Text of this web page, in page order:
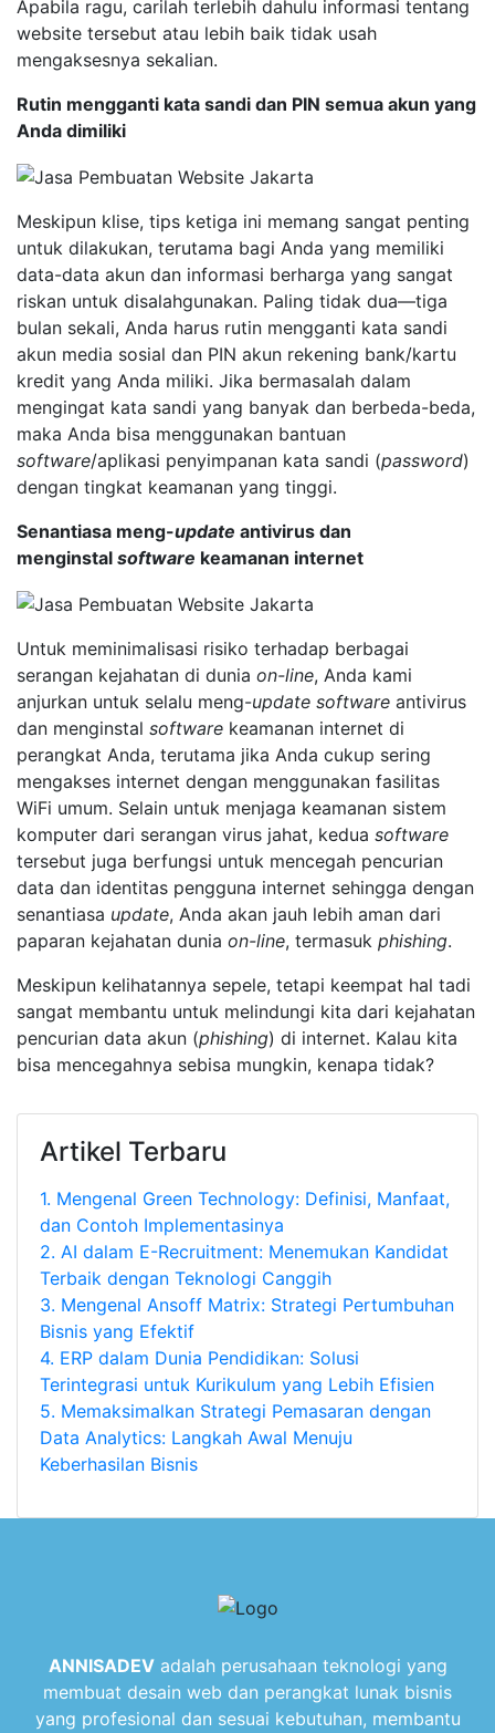
Apabila ragu, carilah terlebih dahulu informasi tentang
website tersebut atau lebih baik tidak usah
mengaksesnya sekalian.
Rutin mengganti kata sandi dan PIN semua akun yang
Anda dimiliki
Meskipun klise, tips ketiga ini memang sangat penting
untuk dilakukan, terutama bagi Anda yang memiliki
data-data akun dan informasi berharga yang sangat
riskan untuk disalahgunakan. Paling tidak dua—tiga
bulan sekali, Anda harus rutin mengganti kata sandi
akun media sosial dan PIN akun rekening bank/kartu
kredit yang Anda miliki. Jika bermasalah dalam
mengingat kata sandi yang banyak dan berbeda-beda,
maka Anda bisa menggunakan bantuan
software/aplikasi penyimpanan kata sandi (password)
dengan tingkat keamanan yang tinggi.
Senantiasa meng-update antivirus dan
menginstal software keamanan internet
Untuk meminimalisasi risiko terhadap berbagai
serangan kejahatan di dunia on-line, Anda kami
anjurkan untuk selalu meng-update software antivirus
dan menginstal software keamanan internet di
perangkat Anda, terutama jika Anda cukup sering
mengakses internet dengan menggunakan fasilitas
WiFi umum. Selain untuk menjaga keamanan sistem
komputer dari serangan virus jahat, kedua software
tersebut juga berfungsi untuk mencegah pencurian
data dan identitas pengguna internet sehingga dengan
senantiasa update, Anda akan jauh lebih aman dari
paparan kejahatan dunia on-line, termasuk phishing.
Meskipun kelihatannya sepele, tetapi keempat hal tadi
sangat membantu untuk melindungi kita dari kejahatan
pencurian data akun (phishing) di internet. Kalau kita
bisa mencegahnya sebisa mungkin, kenapa tidak?
Artikel Terbaru
1. Mengenal Green Technology: Definisi, Manfaat,
dan Contoh Implementasinya
2. AI dalam E-Recruitment: Menemukan Kandidat
Terbaik dengan Teknologi Canggih
3. Mengenal Ansoff Matrix: Strategi Pertumbuhan
Bisnis yang Efektif
4. ERP dalam Dunia Pendidikan: Solusi
Terintegrasi untuk Kurikulum yang Lebih Efisien
5. Memaksimalkan Strategi Pemasaran dengan
Data Analytics: Langkah Awal Menuju
Keberhasilan Bisnis
ANNISADEVadalah perusahaan teknologi yang
membuat desain web dan perangkat lunak bisnis
yang profesional dan sesuai kebutuhan, membantu